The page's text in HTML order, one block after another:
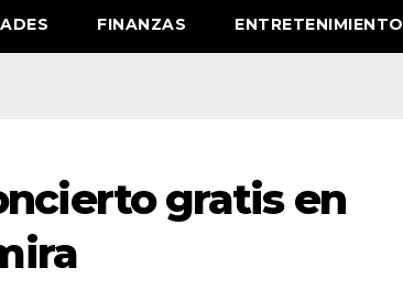
FINANZAS ENTRETENIMIENTO
gratis en